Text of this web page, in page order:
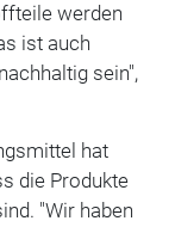
werden
ist auch
sein",
hat
die Produkte
"Wir haben